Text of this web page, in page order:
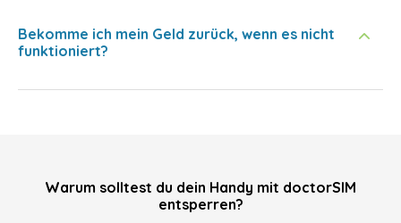
Bekomme ich mein Geld zurück, wenn es nicht
funktioniert?
Warum solltest du dein Handy mit doctorSIM
entsperren?